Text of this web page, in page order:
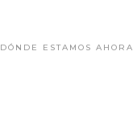
DÓNDE ESTAMOS AHORA